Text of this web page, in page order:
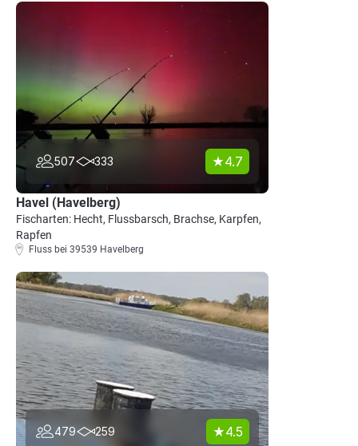
507 333 4.7
Havel (Havelberg)
Fischarten: Hecht, Flussbarsch, Brachse, Karpfen,
Rapfen
Fluss bei 39539 Havelberg
479 259 4.5